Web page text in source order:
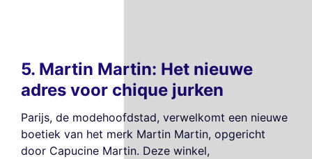
5. Martin Martin: Het nieuwe
adres voor chique jurken
Parijs, de modehoofdstad, verwelkomt een nieuwe
boetiek van het merk Martin Martin, opgericht
door Capucine Martin. Deze winkel,